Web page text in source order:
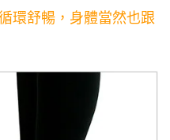
環舒暢，身體當然也跟